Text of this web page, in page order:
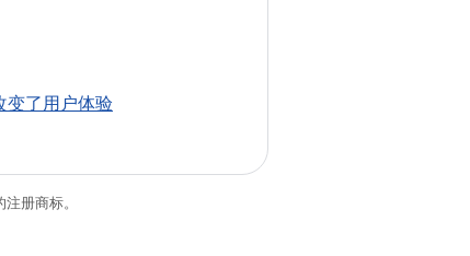
变了用户体验
册商标。